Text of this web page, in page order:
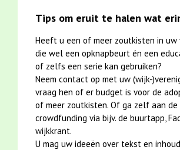
Tips om eruit te halen wat
Heeft u een of meer zoutkisten in uw
die wel een opknapbeurt én een
of zelfs een serie kan gebruiken?
Neem contact op met uw (wijk-
vraag hen of er budget is voor de
of meer zoutkisten. Of ga zelf aan
crowdfunding via bijv. de buurtapp,
wijkkrant.
U mag uw ideeën over tekst en